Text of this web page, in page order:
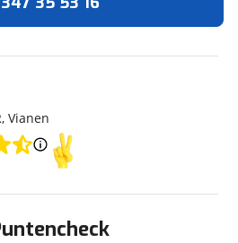
BMW
17.766 km
2-2020
6 jaar en 6 maanden
Tourer
A rijbewijs
, Vianen